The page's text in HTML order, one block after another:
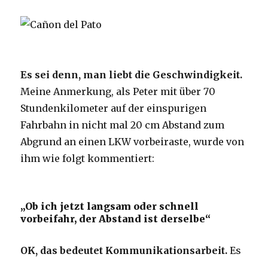
Es sei denn, man liebt die Geschwindigkeit.
Meine Anmerkung, als Peter mit über 70
Stundenkilometer auf der einspurigen
Fahrbahn in nicht mal 20 cm Abstand zum
Abgrund an einen LKW vorbeiraste, wurde von
ihm wie folgt kommentiert:
„Ob ich jetzt langsam oder schnell
vorbeifahr, der Abstand ist derselbe“
OK, das bedeutet Kommunikationsarbeit. Es